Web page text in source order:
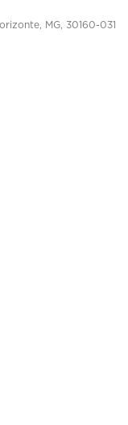
MG, 30160-031